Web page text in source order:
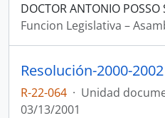
DOCTOR ANTONIO POSSO
Funcion Legislativa –
Resolución-2000-2002
R-22-064 · Unidad
03/13/2001